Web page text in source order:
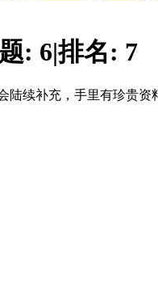
: 6|排名: 7
陆续补充，手里有珍贵